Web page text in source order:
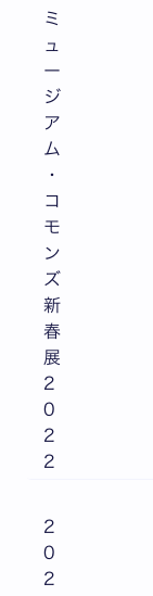
ミ
ュ
ー
ジ
ア
ム
・
コ
モ
ン
ズ
新
春
展
2
0
2
2
2
0
2